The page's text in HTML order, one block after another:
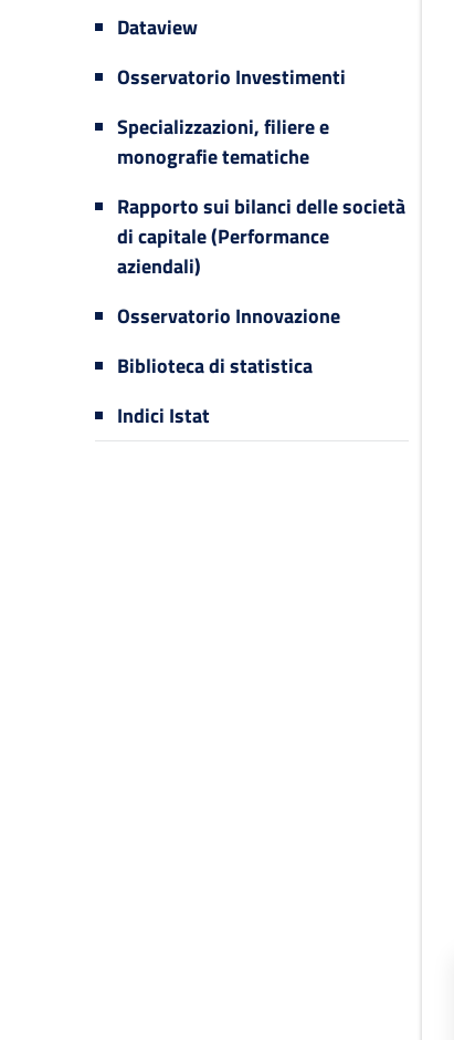
Dataview
Osservatorio Investimenti
Specializzazioni, filiere e
monografie tematiche
Rapporto sui bilanci delle società
di capitale (Performance
aziendali)
Osservatorio Innovazione
Biblioteca di statistica
Indici Istat